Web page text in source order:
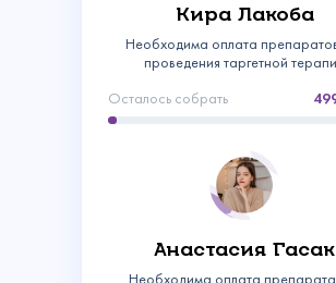
Кира Лакоба
Необходима оплата
проведения таргетной
Осталось собрать
Анастасия Гасак
Необходима оплата препарата
Создать
Связаться
нами
Сделать